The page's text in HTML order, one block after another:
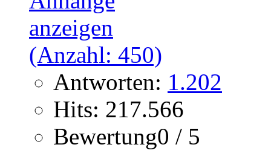
Antworten: 1.202
Hits: 217.566
Bewertung0 / 5